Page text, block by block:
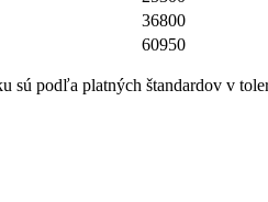
36800
60950
sú podľa platných štandardov v